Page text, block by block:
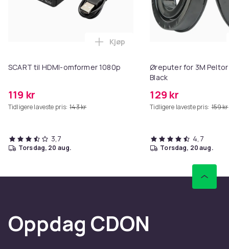
SCART til HDMI-omformer 1080p
119 kr
Tidligere laveste pris: 143 kr
Legg SCART til HDMI-omformer
Kjøp
3,7
torsdag, 20 aug.
Øreputer for 3M Peltor
Black
129 kr
Tidligere laveste pris: 159 kr
4,7
torsdag, 20 aug.
Oppdag CDON